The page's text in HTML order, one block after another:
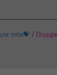
тебя💝 /